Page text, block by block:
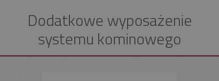
Dodatkowe wyposażenie
systemu kominowego